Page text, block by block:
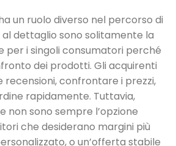
un ruolo diverso nel percorso di
dettaglio sono solitamente la
per i singoli consumatori perché
dei prodotti. Gli acquirenti
recensioni, confrontare i prezzi,
rapidamente. Tuttavia,
sono sempre l’opzione
che desiderano margini più
o un’offerta stabile